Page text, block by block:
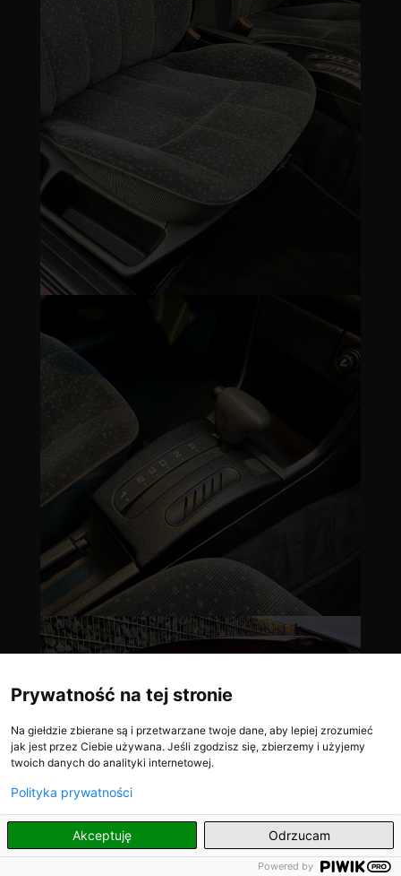
PL
Prywatność na tej stronie
Na giełdzie zbierane są i przetwarzane twoje dane, aby lepiej zrozumieć
jak jest przez Ciebie używana. Jeśli zgodzisz się, zbierzemy i użyjemy
twoich danych do analityki internetowej.
Polityka prywatności
Akceptuję Odrzucam
Powered by